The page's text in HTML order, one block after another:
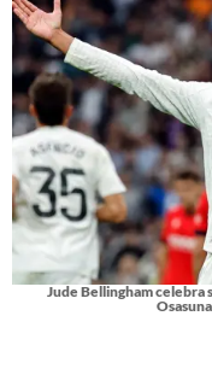
Jude Bellingham celebra